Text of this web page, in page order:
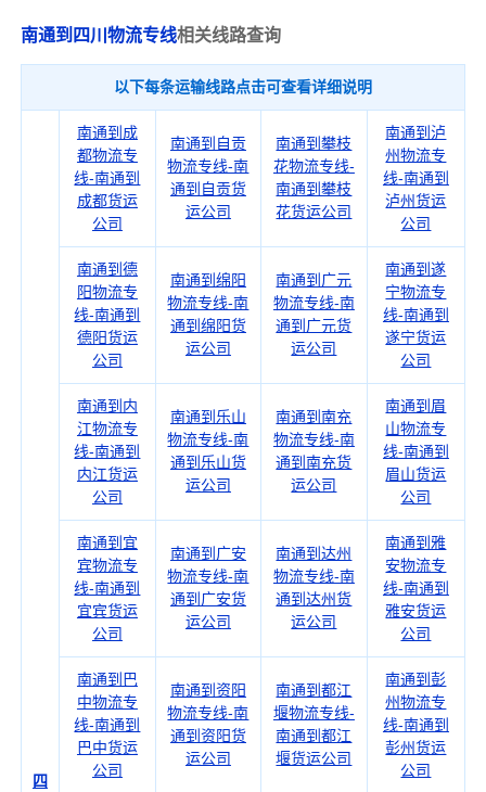
南通到四川物流专线相关线路查询
以下每条运输线路点击可查看详细说明
四
南通到成
都物流专
线-南通到
成都货运
公司
南通到自贡
物流专线-南
通到自贡货
运公司
南通到攀枝
花物流专线-
南通到攀枝
花货运公司
南通到泸
州物流专
线-南通到
泸州货运
公司
南通到德
阳物流专
线-南通到
德阳货运
公司
南通到绵阳
物流专线-南
通到绵阳货
运公司
南通到广元
物流专线-南
通到广元货
运公司
南通到遂
宁物流专
线-南通到
遂宁货运
公司
南通到内
江物流专
线-南通到
内江货运
公司
南通到乐山
物流专线-南
通到乐山货
运公司
南通到南充
物流专线-南
通到南充货
运公司
南通到眉
山物流专
线-南通到
眉山货运
公司
南通到宜
宾物流专
线-南通到
宜宾货运
公司
南通到广安
物流专线-南
通到广安货
运公司
南通到达州
物流专线-南
通到达州货
运公司
南通到雅
安物流专
线-南通到
雅安货运
公司
南通到巴
中物流专
线-南通到
巴中货运
公司
南通到资阳
物流专线-南
通到资阳货
运公司
南通到都江
堰物流专线-
南通到都江
堰货运公司
南通到彭
州物流专
线-南通到
彭州货运
公司